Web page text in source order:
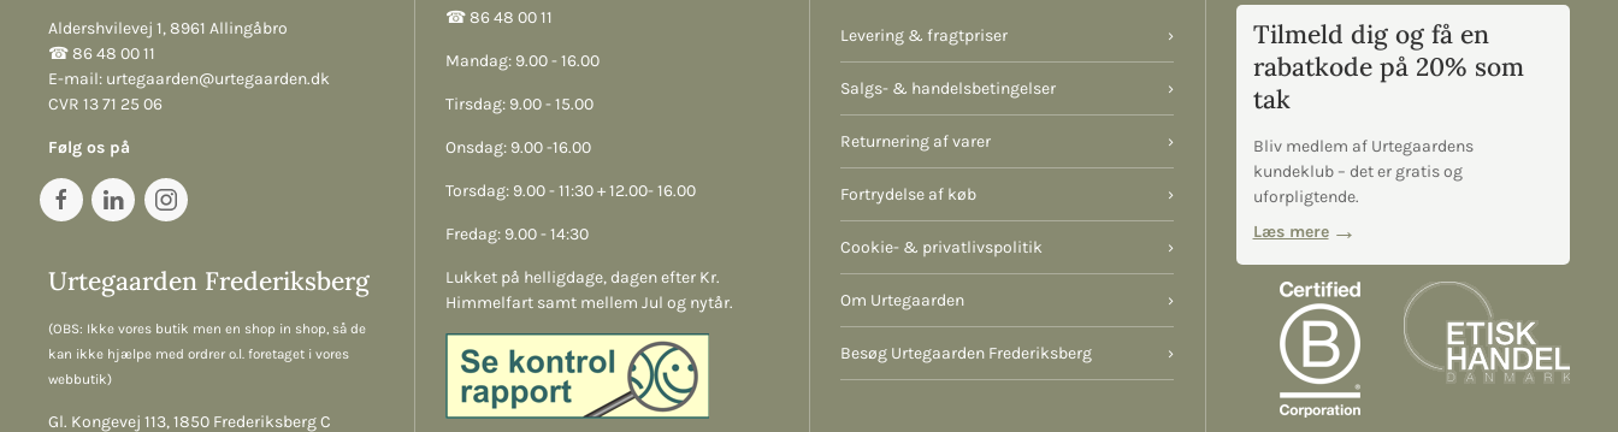
Aldershvilevej 1, 8961 Allingåbro
☎︎ 86 48 00 11
E-mail: urtegaarden@urtegaarden.dk
CVR 13 71 25 06
Følg os på
Urtegaarden Frederiksberg
(OBS: Ikke vores butik men en shop in shop, så de
kan ikke hjælpe med ordrer o.l. foretaget i vores
webbutik)
Gl. Kongevej 113, 1850 Frederiksberg C
☎︎ 86 48 00 11
Mandag: 9.00 - 16.00
Tirsdag: 9.00 - 15.00
Onsdag: 9.00 -16.00
Torsdag: 9.00 - 11:30 + 12.00- 16.00
Fredag: 9.00 - 14:30
Lukket på helligdage, dagen efter Kr.
Himmelfart samt mellem Jul og nytår.
Levering & fragtpriser ›
Salgs- & handelsbetingelser ›
Returnering af varer ›
Fortrydelse af køb ›
Cookie- & privatlivspolitik ›
Om Urtegaarden ›
Besøg Urtegaarden Frederiksberg ›
Tilmeld dig og få en
rabatkode på 20% som
tak
Bliv medlem af Urtegaardens
kundeklub – det er gratis og
uforpligtende.
Læs mere